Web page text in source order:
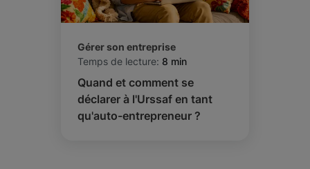
Gérer son entreprise
Temps de lecture: 8 min
Quand et comment se
déclarer à l'Urssaf en tant
qu'auto-entrepreneur ?